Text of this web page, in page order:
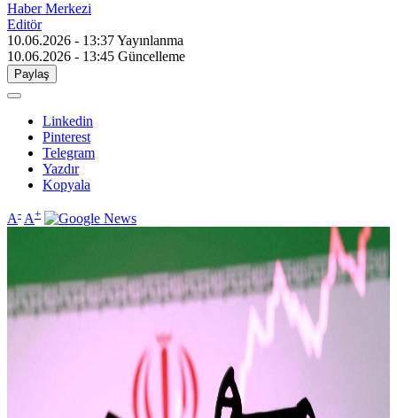
Haber Merkezi
Editör
10.06.2026 - 13:37Yayınlanma
10.06.2026 - 13:45 Güncelleme
Paylaş
Linkedin
Pinterest
Telegram
Yazdır
Kopyala
A- A+